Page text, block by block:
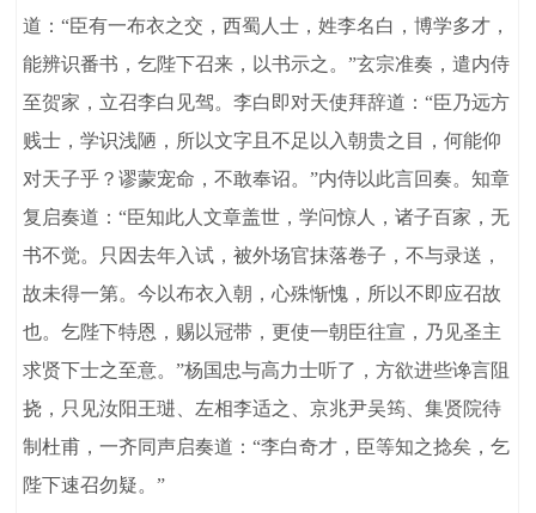
道：“臣有一布衣之交，西蜀人士，姓李名白，博学多才，
能辨识番书，乞陛下召来，以书示之。”玄宗准奏，遣内侍
至贺家，立召李白见驾。李白即对天使拜辞道：“臣乃远方
贱士，学识浅陋，所以文字且不足以入朝贵之目，何能仰
对天子乎？谬蒙宠命，不敢奉诏。”内侍以此言回奏。知章
复启奏道：“臣知此人文章盖世，学问惊人，诸子百家，无
书不觉。只因去年入试，被外场官抹落卷子，不与录送，
故未得一第。今以布衣入朝，心殊惭愧，所以不即应召故
也。乞陛下特恩，赐以冠带，更使一朝臣往宣，乃见圣主
求贤下士之至意。”杨国忠与高力士听了，方欲进些谗言阻
挠，只见汝阳王琎、左相李适之、京兆尹吴筠、集贤院待
制杜甫，一齐同声启奏道：“李白奇才，臣等知之捻矣，乞
陛下速召勿疑。”